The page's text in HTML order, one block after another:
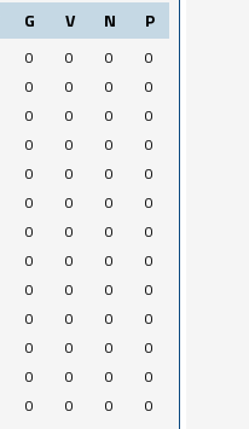
G V N P
0 0 0
0
0 0 0
0
0 0 0
0
0 0 0
0
0 0 0
0
0 0 0
0
0 0 0
0
0 0 0
0
0 0 0
0
0 0 0
0
0 0 0
0
0 0 0
0
0 0 0
0